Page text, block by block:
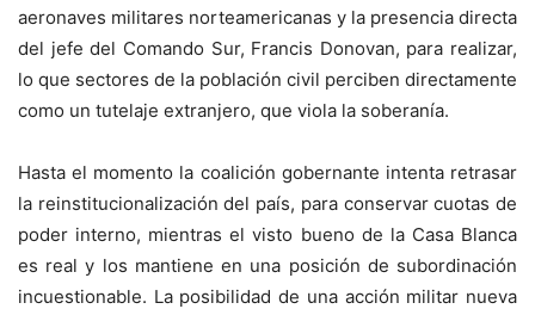
aeronaves militares norteamericanas y la presencia directa
del jefe del Comando Sur, Francis Donovan, para realizar,
lo que sectores de la población civil perciben directamente
como un tutelaje extranjero, que viola la soberanía.
Hasta el momento la coalición gobernante intenta retrasar
la reinstitucionalización del país, para conservar cuotas de
poder interno, mientras el visto bueno de la Casa Blanca
es real y los mantiene en una posición de subordinación
incuestionable. La posibilidad de una acción militar nueva